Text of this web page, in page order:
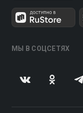
МЫ В СОЦСЕТЯХ